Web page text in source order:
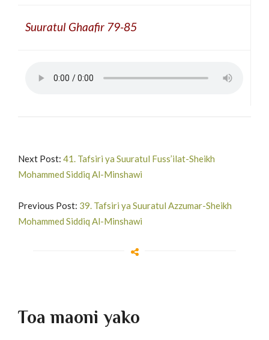
Suuratul Ghaafir 79-85
Next Post: 41. Tafsiri ya Suuratul Fuss’ilat-Sheikh
Mohammed Siddiq Al-Minshawi
Previous Post: 39. Tafsiri ya Suuratul Azzumar-Sheikh
Mohammed Siddiq Al-Minshawi
Toa maoni yako